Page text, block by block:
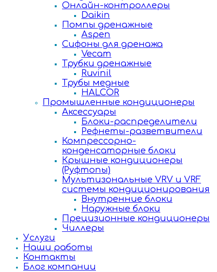
Онлайн-контроллеры
Daikin
Помпы дренажные
Aspen
Сифоны для дренажа
Vecam
Трубки дренажные
Ruvinil
Трубы медные
HALCOR
Промышленные кондиционеры
Аксессуары
Блоки-распределители
Рефнеты-разветвители
Компрессорно-
конденсаторные блоки
Крышные кондиционеры
(Руфтопы)
Мультизональные VRV и VRF
системы кондиционирования
Внутренние блоки
Наружные блоки
Прецизионные кондиционеры
Чиллеры
Услуги
Наши работы
Контакты
Блог компании